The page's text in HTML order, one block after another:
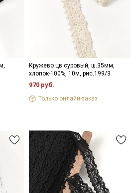
Кружево цв.суровый, ш.35мм,
хлопок-100%, 10м, рис.199/3
970 руб.
Только онлайн-заказ
от Купава
до 30% на узкие
тканей